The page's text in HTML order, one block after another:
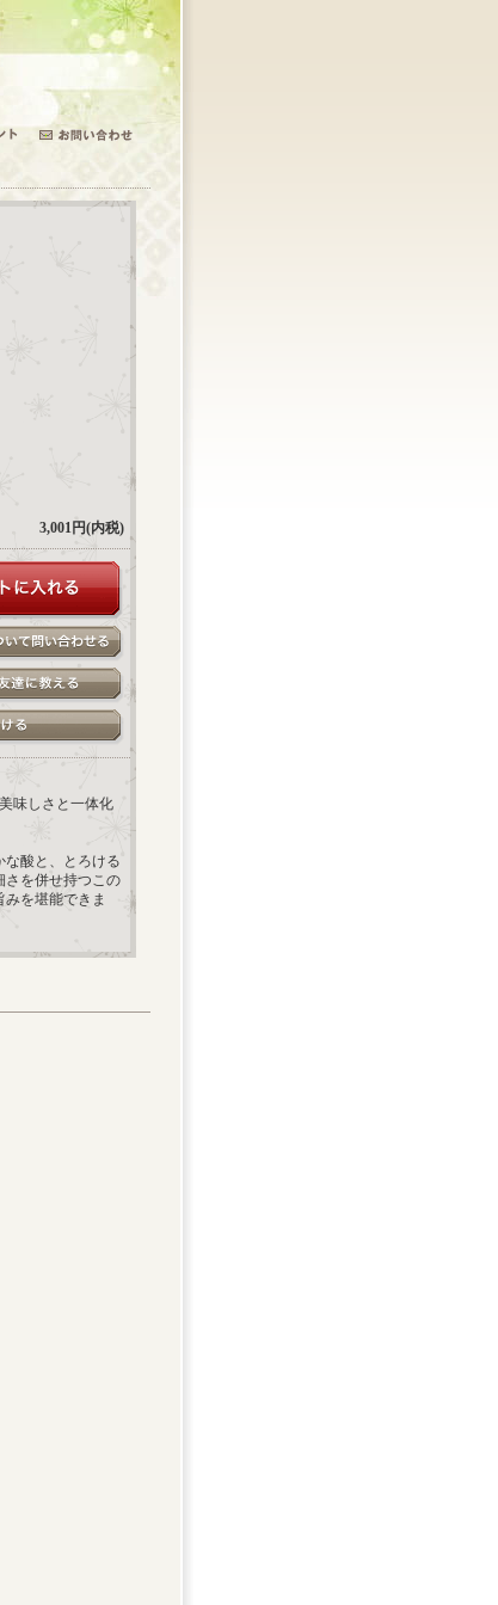
3,001円(内税)
味しさと一体化
な酸と、とろける
さを併せ持つこの
を堪能できま